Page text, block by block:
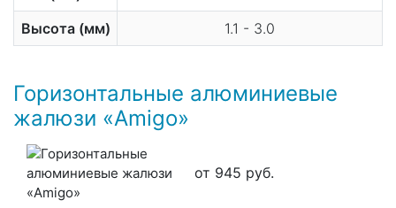
Высота (мм) 1.1 - 3.0
Горизонтальные алюминиевые
жалюзи «Amigo»
от 945 руб.